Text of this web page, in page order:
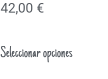
42,00 €
Seleccionar opciones